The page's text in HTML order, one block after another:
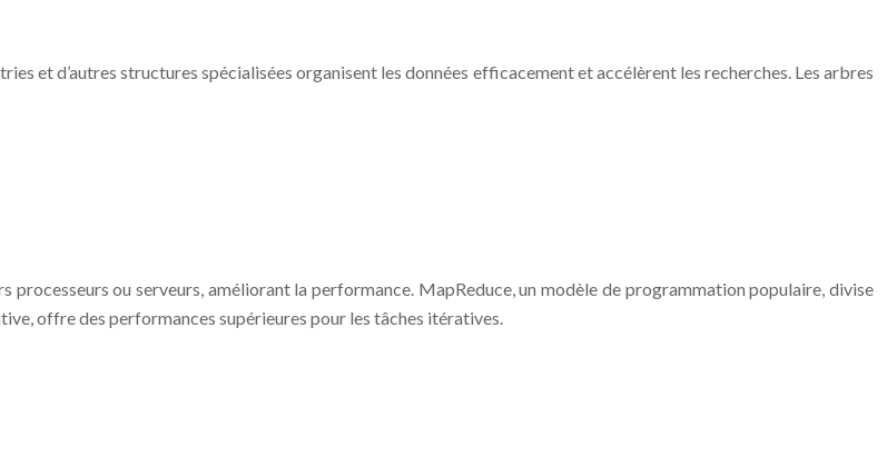
et d’autres structures spécialisées organisent les données efficacement et accélèrent les recherches. Les arbres
ou serveurs, améliorant la performance. MapReduce, un modèle de programmation populaire, divise
offre des performances supérieures pour les tâches itératives.